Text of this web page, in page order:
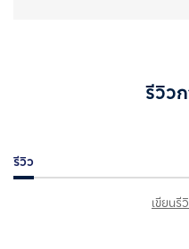
รีวิว
รีวิว
เขียนรี